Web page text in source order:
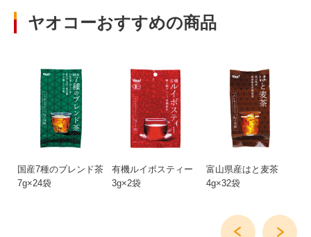
ヤオコーおすすめの商品
国産7種のブレンド茶
7g×24袋
有機ルイボスティー
3g×2袋
富山県産はと麦茶
4g×32袋